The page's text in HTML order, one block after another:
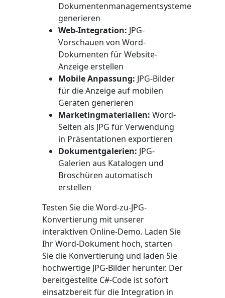
Dokumentenmanagementsysteme
generieren
Web-Integration: JPG-
Vorschauen von Word-
Dokumenten für Website-
Anzeige erstellen
Mobile Anpassung: JPG-Bilder
für die Anzeige auf mobilen
Geräten generieren
Marketingmaterialien: Word-
Seiten als JPG für Verwendung
in Präsentationen exportieren
Dokumentgalerien: JPG-
Galerien aus Katalogen und
Broschüren automatisch
erstellen
Testen Sie die Word-zu-JPG-
Konvertierung mit unserer
interaktiven Online-Demo. Laden Sie
Ihr Word-Dokument hoch, starten
Sie die Konvertierung und laden Sie
hochwertige JPG-Bilder herunter. Der
bereitgestellte C#-Code ist sofort
einsatzbereit für die Integration in